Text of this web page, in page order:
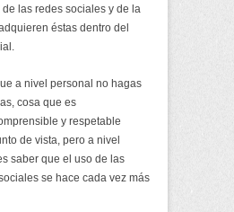
las redes sociales y de la
éstas dentro del
a nivel personal no hagas
cosa que es
y respetable
de vista, pero a nivel
saber que el uso de las
se hace cada vez más